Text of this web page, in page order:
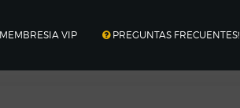
MEMBRESIA VIP PREGUNTAS FRECUENTES!